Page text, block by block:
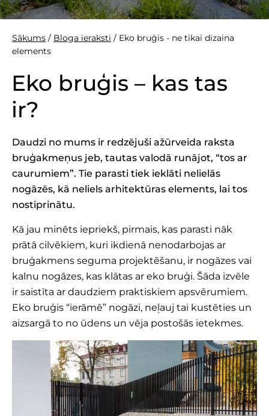
Sākums / Bloga ieraksti / Eko bruģis - ne tikai dizaina
elements
Eko bruģis – kas tas
ir?
Daudzi no mums ir redzējuši ažūrveida raksta
bruģakmeņus jeb, tautas valodā runājot, “tos ar
caurumiem”. Tie parasti tiek ieklāti nelielās
nogāzēs, kā neliels arhitektūras elements, lai tos
nostiprinātu.
Kā jau minēts iepriekš, pirmais, kas parasti nāk
prātā cilvēkiem, kuri ikdienā nenodarbojas ar
bruģakmens seguma projektēšanu, ir nogāzes vai
kalnu nogāzes, kas klātas ar eko bruģi. Šāda izvēle
ir saistīta ar daudziem praktiskiem apsvērumiem.
Eko bruģis “ierāmē” nogāzi, neļauj tai kustēties un
aizsargā to no ūdens un vēja postošās ietekmes.